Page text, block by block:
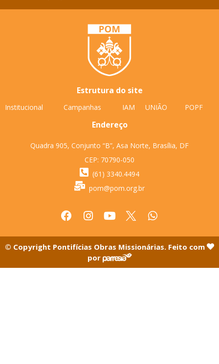
Estrutura do site
Institucional Campanhas IAM UNIÃO POPF
Endereço
Quadra 905, Conjunto “B”, Asa Norte, Brasília, DF
CEP: 70790-050
(61) 3340.4494
pom@pom.org.br
© Copyright Pontifícias Obras Missionárias. Feito com
por